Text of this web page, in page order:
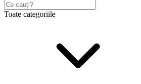
Toate categoriile